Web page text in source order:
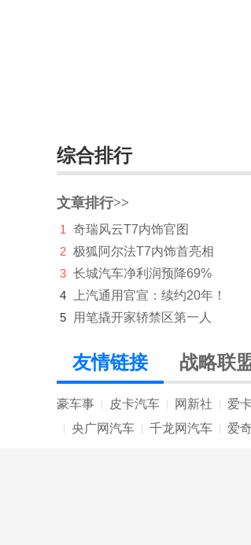
综合排行
文章排行>>
1
奇瑞风云T7内饰官图
2 极狐阿尔法T7内饰首亮相
3 长城汽车净利润预降69%
4
上汽通用官宣：续约20年！
5
用笔撬开家轿禁区第一人
友情链接 战略联
豪车事 皮卡汽车 网新社 爱
央广网汽车 千龙网汽车 爱